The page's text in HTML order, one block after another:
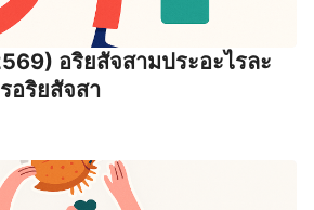
อริยสัจสามประอะไรละ
อริยสัจสา